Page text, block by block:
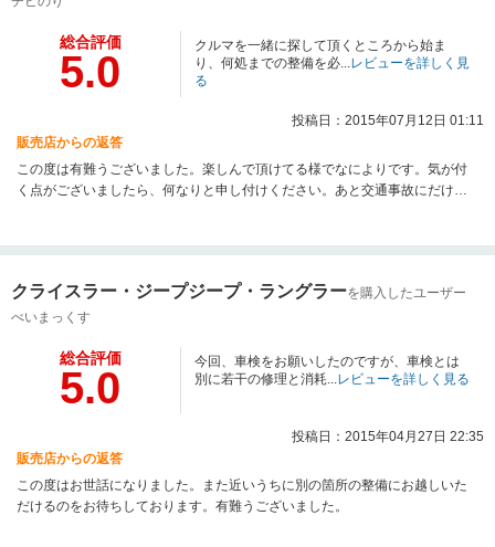
総合評価
5.0
クルマを一緒に探して頂くところから始ま
り、何処までの整備を必...レビューを詳しく見
る
投稿日：2015年07月12日 01:11
販売店からの返答
この度は有難うございました。楽しんで頂けてる様でなによりです。気が付
く点がございましたら、何なりと申し付けください。あと交通事故にだけは
クライスラー・ジープジープ・ラングラーを購入したユーザー
べいまっくす
総合評価
5.0
今回、車検をお願いしたのですが、車検とは
別に若干の修理と消耗...レビューを詳しく見る
投稿日：2015年04月27日 22:35
販売店からの返答
この度はお世話になりました。また近いうちに別の箇所の整備にお越しいた
だけるのをお待ちしております。有難うございました。